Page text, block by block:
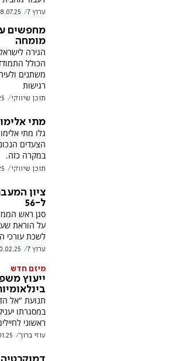
ערוץ 7 8.07.25
מחפשים
מומחה
הגירה
הכולל
משתנים
רגישות
תוכן שיווקי
מתי
גלו מתי
הצעדים
במקרה כזה.
תוכן שיווקי
ציון
ל-56
סגן ראש
על הוראת
לשכת עורכי
ערוץ 7
מיזם חדש
ייעוץ
תנועת "אל
במסגרתו
ראשוני
עוזי ברוך